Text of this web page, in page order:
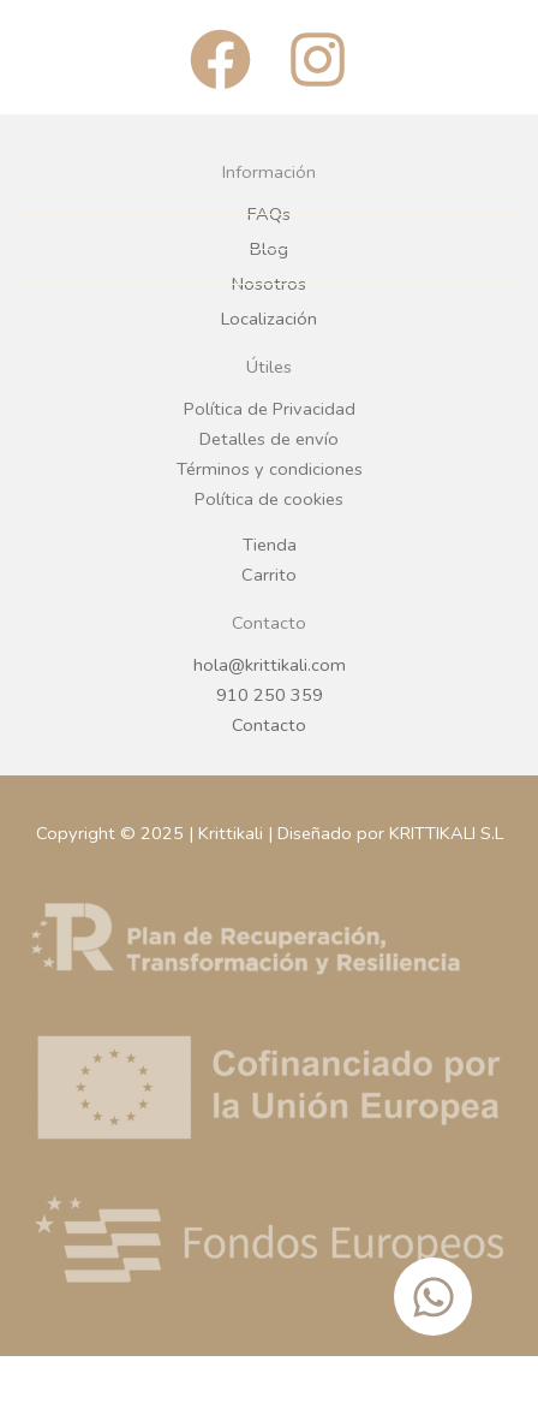
F
a
c
e
b
o
o
k
I
n
g
r
a
Información
FAQs
Blog
Nosotros
Localización
Útiles
Política de Privacidad
Detalles de envío
Términos y condiciones
Política de cookies
Tienda
Carrito
Contacto
hola@krittikali.com
910 250 359
Contacto
Copyright © 2025 | Krittikali | Diseñado por KRITTIKALI S.L